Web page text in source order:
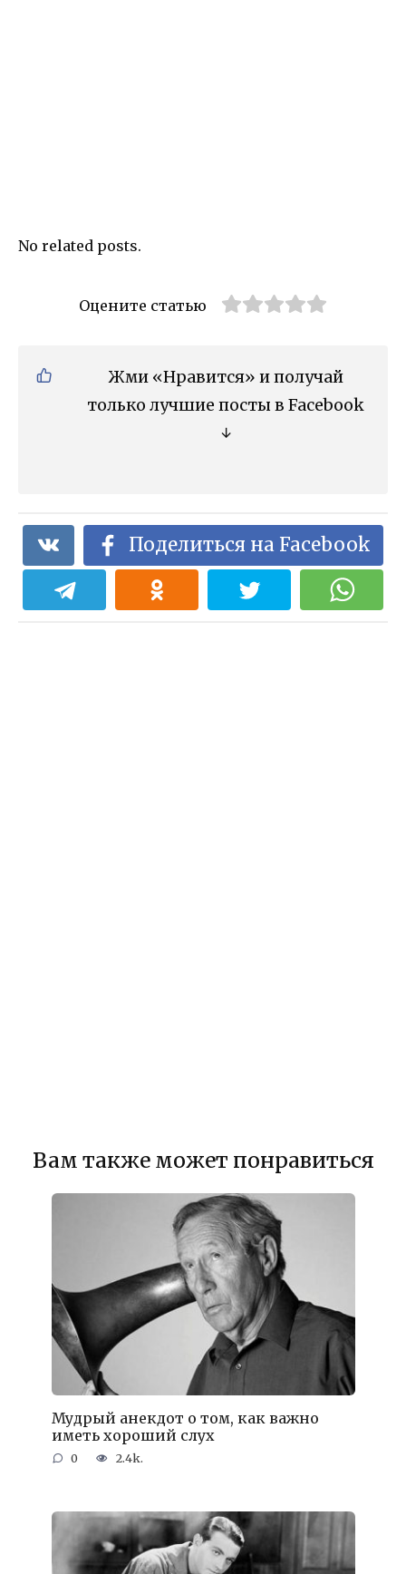
No related posts.
Оцените статью
Жми «Нравится» и получай
только лучшие посты в Facebook
↓
Поделиться на Facebook
Вам также может понравиться
Мудрый анекдот о том, как важно
иметь хороший слух
0 2.4k.